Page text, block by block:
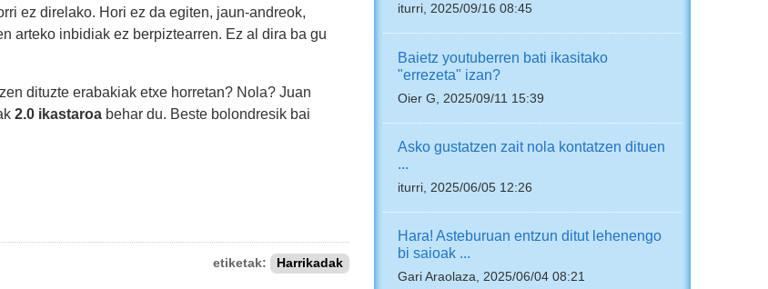
ez direlako. Hori ez da egiten, jaun-andreok,
arteko inbidiak ez berpiztearren. Ez al dira ba gu
dituzte erabakiak etxe horretan? Nola? Juan
2.0 ikastaroabehar du. Beste bolondresik bai
etiketak: Harrikadak
iturri, 2025/09/16 08:45
Baietz youtuberren bati ikasitako
"errezeta" izan?
Oier G, 2025/09/11 15:39
Asko gustatzen zait nola kontatzen dituen
...
iturri, 2025/06/05 12:26
Hara! Asteburuan entzun ditut lehenengo
bi saioak ...
Gari Araolaza, 2025/06/04 08:21